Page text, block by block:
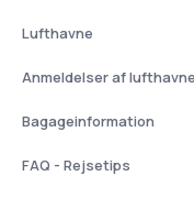
Lufthavne
Anmeldelser af lufthavne
Bagageinformation
FAQ - Rejsetips